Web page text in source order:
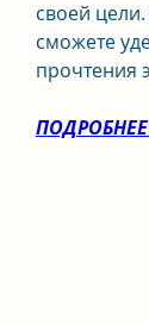
своей
сможете
прочтения